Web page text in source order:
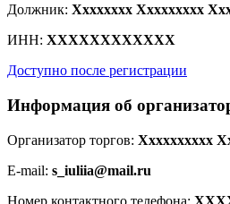
Должник: Xxxxxxxx Xxxxxxxxx
ИНН: XXXXXXXXXXXX
Доступно после регистрации
Информация об
Организатор торгов: Xxxxxxxxxx
E-mail: s_iuliia@mail.ru
Номер контактного телефона: